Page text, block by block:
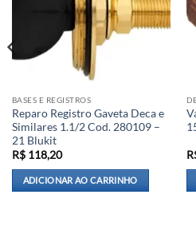
BASES E REGISTROS
Reparo Registro Gaveta Deca e
Similares 1.1/2 Cod. 280109 –
21 Blukit
R$118,20
ADICIONAR AO CARRINHO